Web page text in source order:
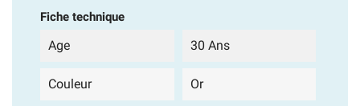
Fiche technique
Age 30 Ans
Couleur Or